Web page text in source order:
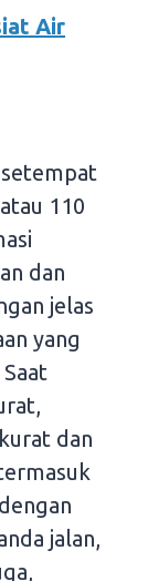
Air
110
dan
jelas
yang
dan
jalan,